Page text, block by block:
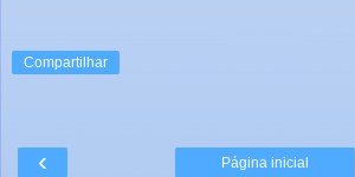
Compartilhar
‹ Página inicial